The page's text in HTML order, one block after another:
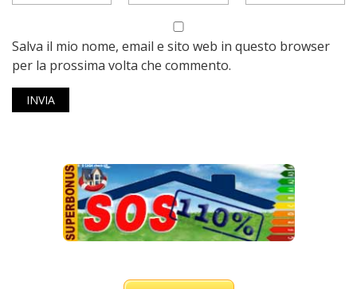
Salva il mio nome, email e sito web in questo browser
per la prossima volta che commento.